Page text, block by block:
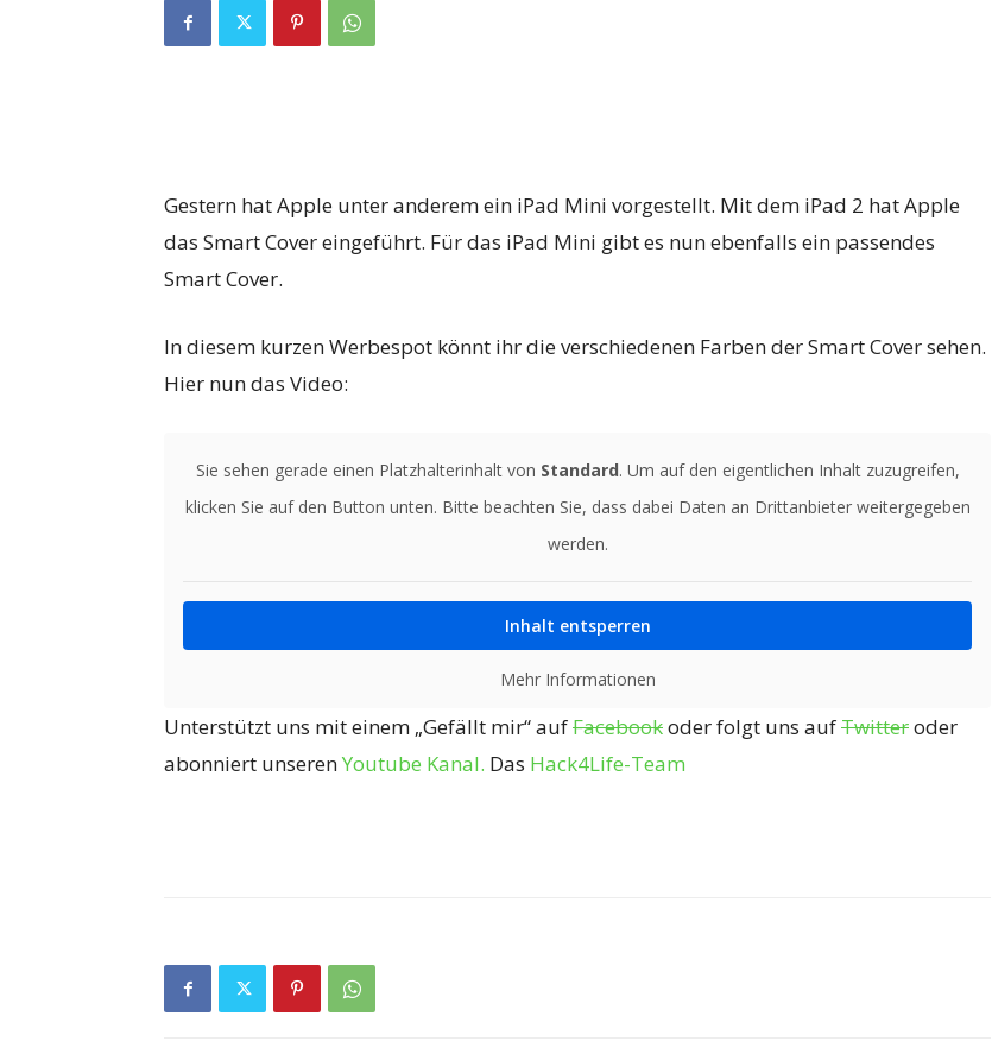
Gestern hat Apple unter anderem ein iPad Mini vorgestellt. Mit dem iPad 2 hat Apple
das Smart Cover eingeführt. Für das iPad Mini gibt es nun ebenfalls ein passendes
Smart Cover.
In diesem kurzen Werbespot könnt ihr die verschiedenen Farben der Smart Cover sehen.
Hier nun das Video:
Sie sehen gerade einen Platzhalterinhalt von Standard. Um auf den eigentlichen Inhalt zuzugreifen,
klicken Sie auf den Button unten. Bitte beachten Sie, dass dabei Daten an Drittanbieter weitergegeben
werden.
Inhalt entsperren
Mehr Informationen
Unterstützt uns mit einem „Gefällt mir“ aufFacebookoder folgt uns aufTwitteroder
abonniert unserenYoutube Kanal. Das Hack4Life-Team